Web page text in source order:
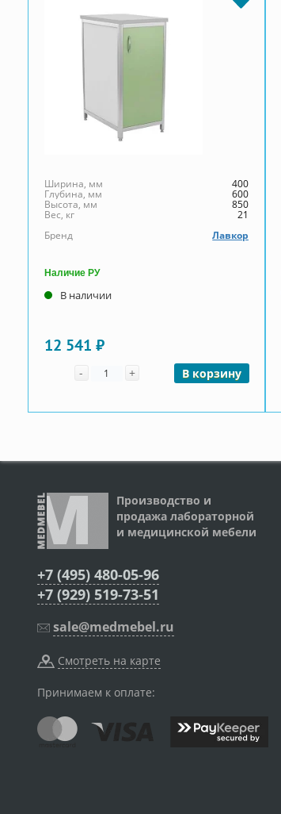
Ширина, мм 400
Глубина, мм 600
Высота, мм 850
Вес, кг
21
Бренд
Лавкор
Наличие РУ
В наличии
12 541 ₽
- Количество
+ В корзину
Производство и
продажа лабораторной
и медицинской мебели
+7 (495) 480-05-96
+7 (929) 519-73-51
sale@medmebel.ru
Смотреть на карте
Принимаем к оплате: